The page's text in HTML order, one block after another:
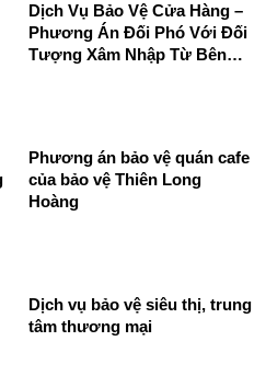
Dịch vụ bảo vệ siêu thị -
Thiên Long Hoàng
Dịch Vụ Bảo Vệ Cửa Hàng –
Phương Án Đối Phó Với Đối
Tượng Xâm Nhập Từ Bên
Phương án bảo vệ quán cafe
của bảo vệ Thiên Long